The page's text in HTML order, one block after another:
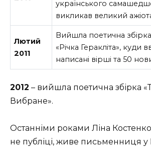
українського
викликав великий
Лютий
2011
Вийшла поетична
«Річка Геракліта», куди
написані вірші та 50
2012 – вийшла поетична збірка
Вибране».
Останніми роками Ліна Костенко
не публіці, живе письменниця у